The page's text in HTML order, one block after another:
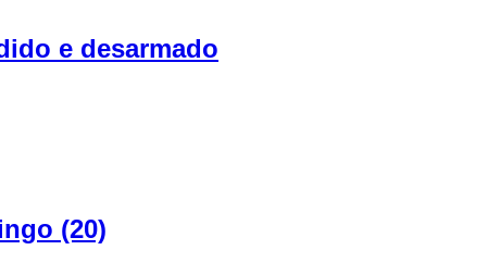
e desarmado
(20)